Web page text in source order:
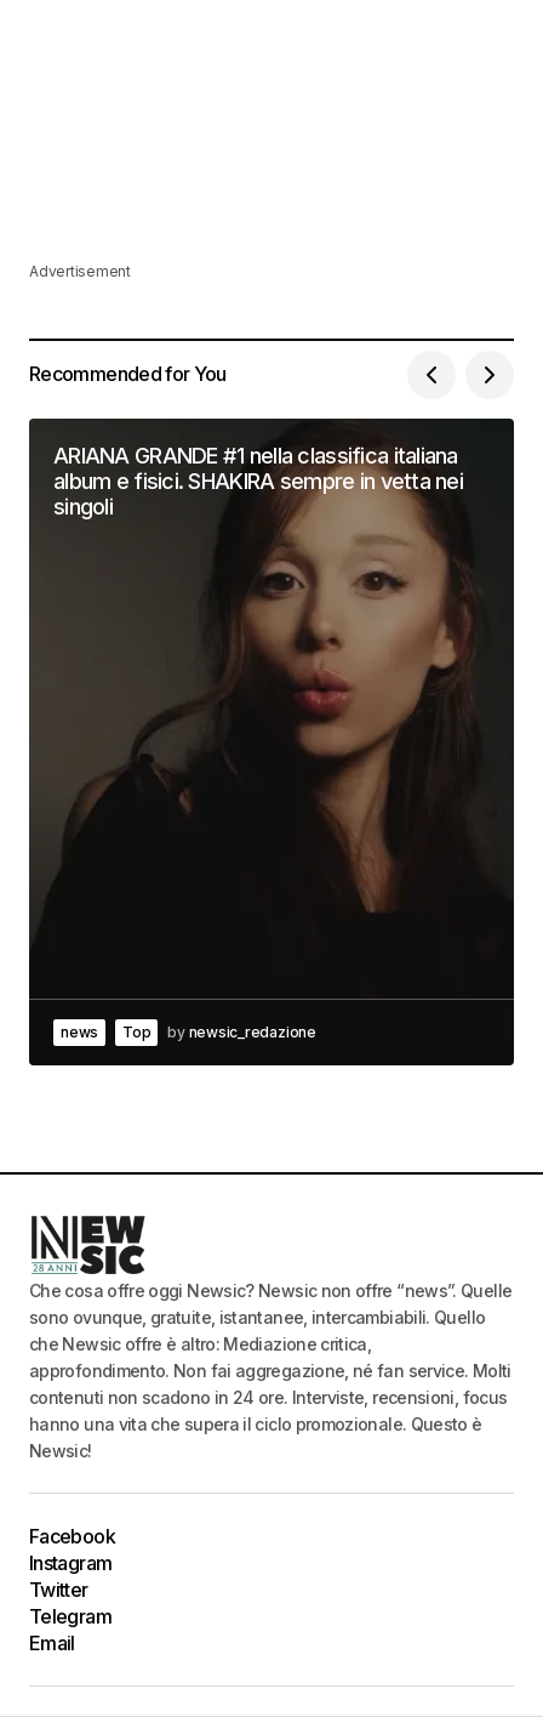
Advertisement
Recommended for You
ARIANA GRANDE #1 nella classifica italiana
album e fisici. SHAKIRA sempre in vetta nei
singoli
news Top by newsic_redazione
Che cosa offre oggi Newsic? Newsic non offre “news”. Quelle
sono ovunque, gratuite, istantanee, intercambiabili. Quello
che Newsic offre è altro: Mediazione critica,
approfondimento. Non fai aggregazione, né fan service. Molti
contenuti non scadono in 24 ore. Interviste, recensioni, focus
hanno una vita che supera il ciclo promozionale. Questo è
Newsic!
Facebook
Instagram
Twitter
Telegram
Email